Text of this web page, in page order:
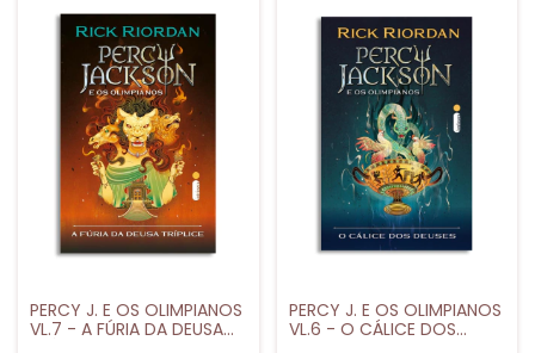
PERCY J. E OS OLIMPIANOS
VL.7 - A FÚRIA DA DEUSA
PERCY J. E OS OLIMPIANOS
VL.6 - O CÁLICE DOS